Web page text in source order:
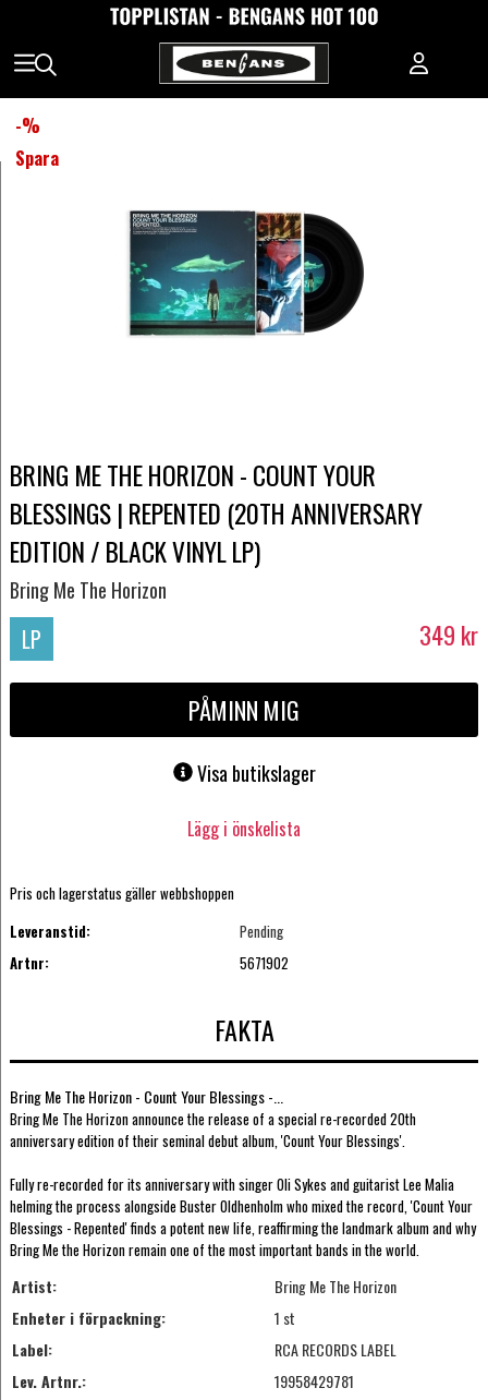
-%
Spara
BRING ME THE HORIZON - COUNT YOUR
BLESSINGS | REPENTED (20TH ANNIVERSARY
EDITION / BLACK VINYL LP)
Bring Me The Horizon
LP 349 kr
PÅMINN MIG
Visa butikslager
Lägg i önskelista
Pris och lagerstatus gäller webbshoppen
Leveranstid:
Pending
Artnr:
5671902
FAKTA
Bring Me The Horizon - Count Your Blessings -...
Bring Me The Horizon announce the release of a special re-recorded 20th
anniversary edition of their seminal debut album, 'Count Your Blessings'.
Fully re-recorded for its anniversary with singer Oli Sykes and guitarist Lee Malia
helming the process alongside Buster Oldhenholm who mixed the record, 'Count Your
Blessings - Repented' finds a potent new life, reaffirming the landmark album and why
Bring Me the Horizon remain one of the most important bands in the world.
Artist:
Bring Me The Horizon
Enheter i förpackning:
1 st
Label:
RCA RECORDS LABEL
Lev. Artnr.:
19958429781